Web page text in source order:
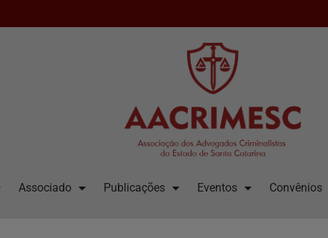
Associado Publicações Eventos Convênios